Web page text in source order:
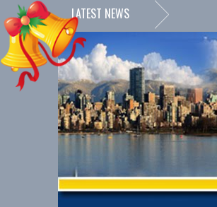
LATEST NEWS